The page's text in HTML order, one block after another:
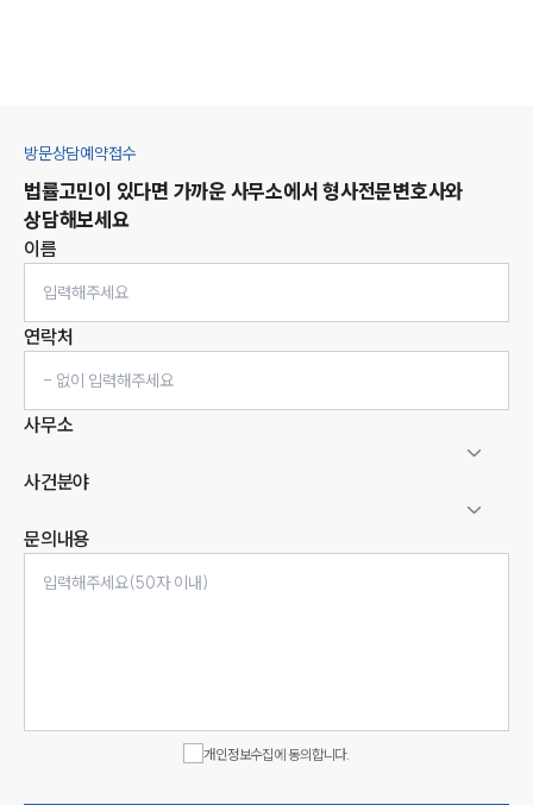
방문상담예약접수
법률고민이 있다면 가까운 사무소에서 형사전문변호사와
상담해보세요
이름
연락처
사무소
사건분야
문의내용
개인정보수집에 동의합니다.